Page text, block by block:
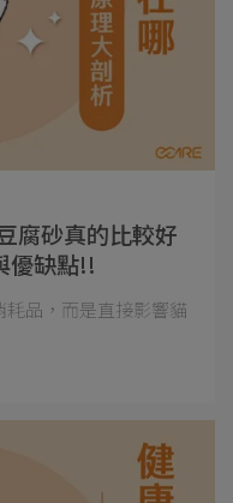
腐砂真的比較好
優缺點!!
品，而是直接影響貓